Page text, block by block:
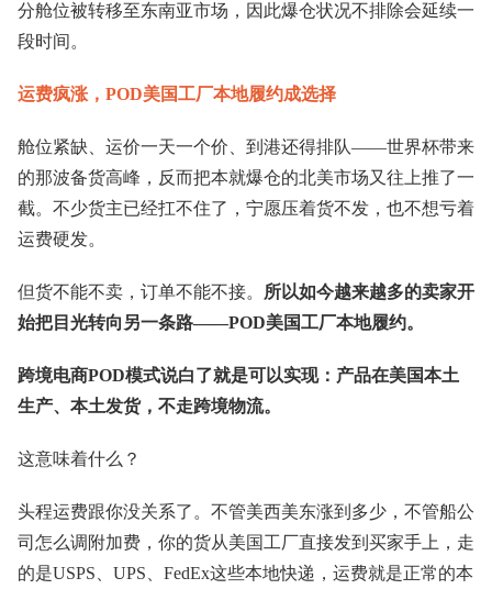
分舱位被转移至东南亚市场，因此爆仓状况不排除会延续一
段时间。
运费疯涨，POD美国工厂本地履约成选择
舱位紧缺、运价一天一个价、到港还得排队——世界杯带来
的那波备货高峰，反而把本就爆仓的北美市场又往上推了一
截。不少货主已经扛不住了，宁愿压着货不发，也不想亏着
运费硬发。
但货不能不卖，订单不能不接。
所以如今越来越多的卖家开
始把目光转向另一条路——POD美国工厂本地履约。
跨境电商POD模式说白了就是可以实现：产品在美国本土
生产、本土发货，不走跨境物流。
这意味着什么？
头程运费跟你没关系了。不管美西美东涨到多少，不管船公
司怎么调附加费，你的货从美国工厂直接发到买家手上，走
的是USPS、UPS、FedEx这些本地快递，运费就是正常的本